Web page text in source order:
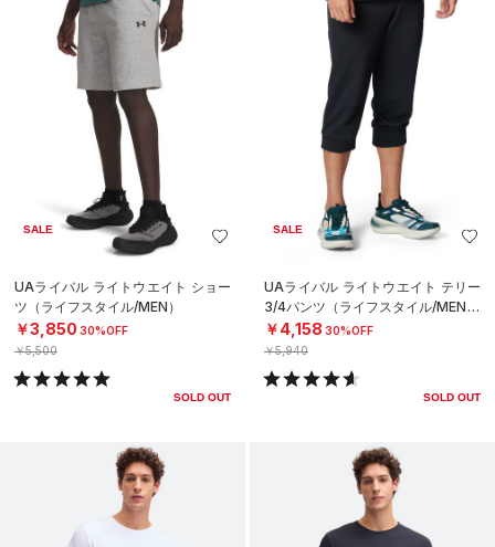
SALE
UAライバル ライトウエイト ショー
ツ（ライフスタイル/MEN）
￥3,850 30%OFF
￥5,500
SOLD OUT
SALE
UAライバル ライトウエイト テリー
3/4パンツ（ライフスタイル/MEN）
￥4,158 30%OFF
￥5,940
SOLD OUT